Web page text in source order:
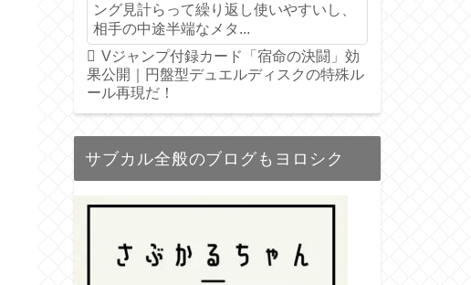
ング見計らって繰り返し使いやすいし、
相手の中途半端なメタ...
Vジャンプ付録カード「宿命の決闘」効
果公開｜円盤型デュエルディスクの特殊ル
ール再現だ！
サブカル全般のブログもヨロシク